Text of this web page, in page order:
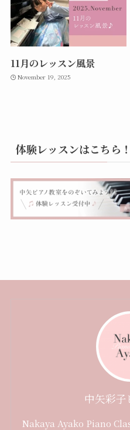
11月のレッスン風景
November 19, 2025
体験レッスンはこちら！
中矢彩子
Nakaya Ayako Piano